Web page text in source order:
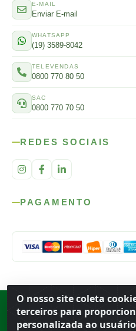
O nosso site coleta
terceiros para
personalizada ao
E-MAIL
Enviar E-mail
WHATSAPP
(19) 3589-8042
TELEVENDAS
0800 770 80 50
SAC
0800 770 70 50
REDES SOCIAIS
PAGAMENTO
Rod. SP-215, s/n, km 98 — Área Rural
· CNPJ 56.679.863/0001-
© 2026 Atacado Ideal